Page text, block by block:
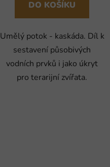
DO KOŠÍKU
Umělý potok - kaskáda. Díl k
sestavení působivých
vodních prvků i jako úkryt
pro terarijní zvířata.